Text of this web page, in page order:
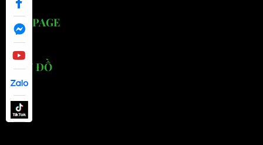
FANPAGE
BẢN ĐỒ